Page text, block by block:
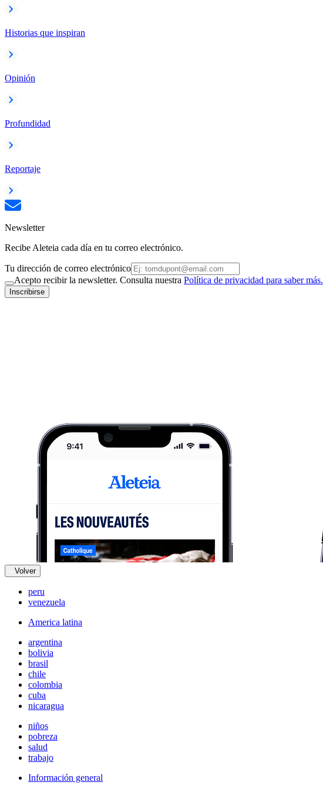
Historias que inspiran
Opinión
Profundidad
Reportaje
Newsletter
Recibe Aleteia cada día en tu correo electrónico.
Tu dirección de correo electrónico
Acepto recibir la newsletter. Consulta nuestra Política de privacidad para saber más.
Inscribirse
Volver
peru
venezuela
America latina
argentina
bolivia
brasil
chile
colombia
cuba
nicaragua
niños
pobreza
salud
trabajo
Información general